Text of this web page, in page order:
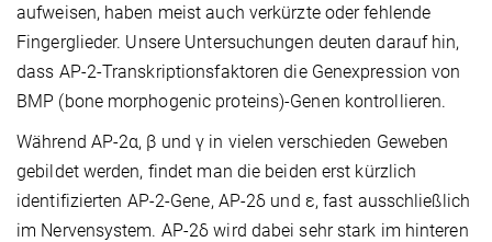
aufweisen, haben meist auch verkürzte oder fehlende
Fingerglieder. Unsere Untersuchungen deuten darauf hin,
dass AP-2-Transkriptionsfaktoren die Genexpression von
BMP (bone morphogenic proteins)-Genen kontrollieren.
Während AP-2α, β und γ in vielen verschieden Geweben
gebildet werden, findet man die beiden erst kürzlich
identifizierten AP-2-Gene, AP-2δ und ε, fast ausschließlich
im Nervensystem. AP-2δ wird dabei sehr stark im hinteren